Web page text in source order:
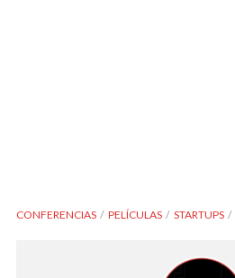
CONFERENCIAS PELÍCULAS STARTUPS